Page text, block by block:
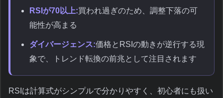
RSIが70以上:買われ過ぎのため、調整下落の可
能性が高まる
ダイバージェンス:価格とRSIの動きが逆行する現
象で、トレンド転換の前兆として注目されます
RSIは計算式がシンプルで分かりやすく、初心者にも扱い